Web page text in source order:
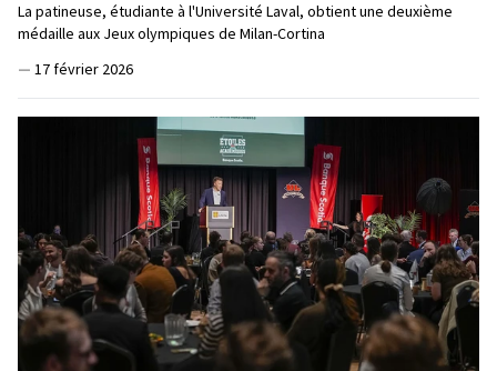
La patineuse, étudiante à l'Université Laval, obtient une deuxième
médaille aux Jeux olympiques de Milan-Cortina
— 17 février 2026